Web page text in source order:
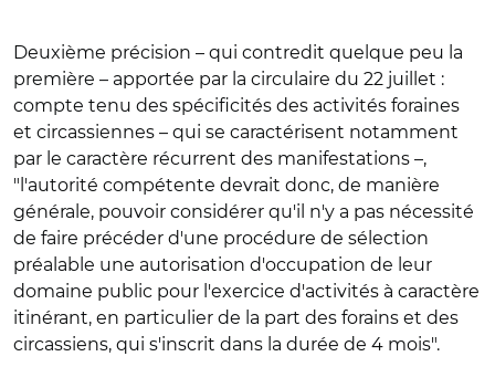
Deuxième précision – qui contredit quelque peu la
première – apportée par la circulaire du 22 juillet :
compte tenu des spécificités des activités foraines
et circassiennes – qui se caractérisent notamment
par le caractère récurrent des manifestations –,
"l'autorité compétente devrait donc, de manière
générale, pouvoir considérer qu'il n'y a pas nécessité
de faire précéder d'une procédure de sélection
préalable une autorisation d'occupation de leur
domaine public pour l'exercice d'activités à caractère
itinérant, en particulier de la part des forains et des
circassiens, qui s'inscrit dans la durée de 4 mois".